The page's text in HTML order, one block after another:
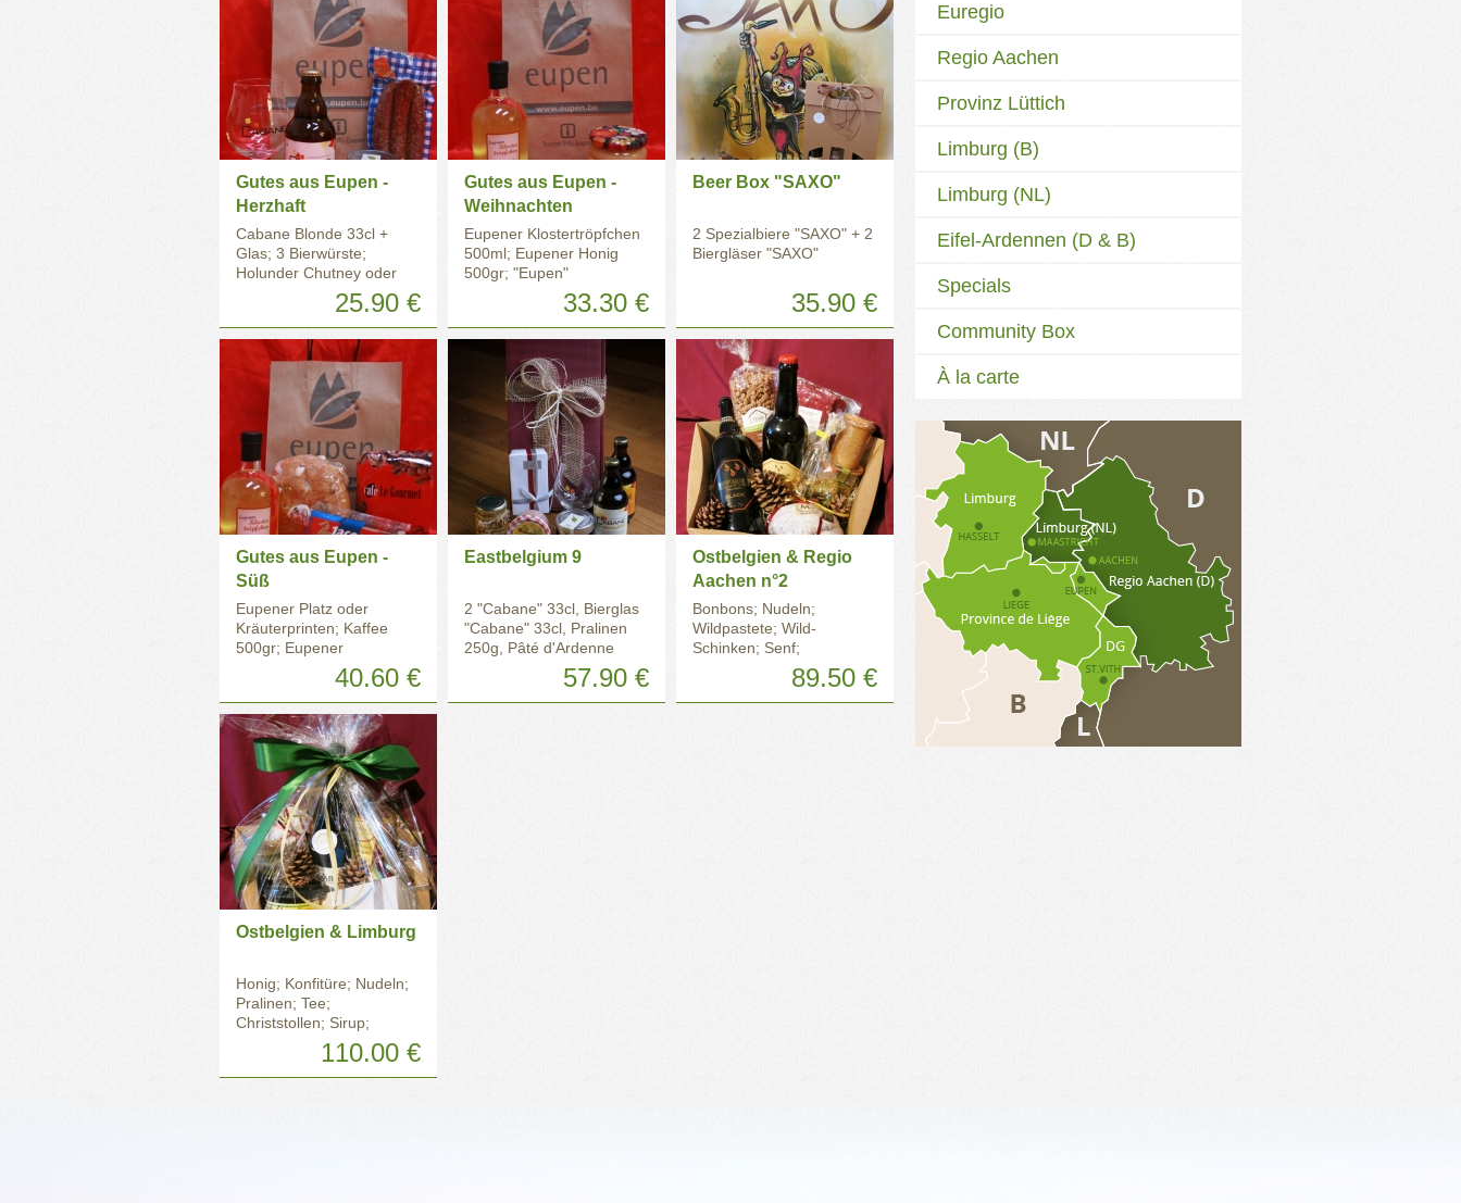
Gutes aus Eupen -
Herzhaft
Cabane Blonde 33cl +
Glas; 3 Bierwürste;
Holunder Chutney oder
Pesto 100gr; "Eupen"
25.90 €
Gutes aus Eupen -
Weihnachten
Eupener Klostertröpfchen
500ml; Eupener Honig
500gr; "Eupen"
33.30 €
Beer Box "SAXO"
2 Spezialbiere "SAXO" + 2
Biergläser "SAXO"
35.90 €
Gutes aus Eupen -
Süß
Eupener Platz oder
Kräuterprinten; Kaffee
500gr; Eupener
Klostertröpfchen 500ml; 3
Riegel Jacques
Schokolade; "Eupen"
Tragetasche
40.60 €
Eastbelgium 9
2 "Cabane" 33cl, Bierglas
"Cabane" 33cl, Pralinen
250g, Pâté d'Ardenne
250g, Brotaufstrich 200g,
57.90 €
Ostbelgien & Regio
Aachen n°2
Bonbons; Nudeln;
Wildpastete; Wild-
Schinken; Senf;
Spezialbier; Christstollen
89.50 €
Ostbelgien & Limburg
Honig; Konfitüre; Nudeln;
Pralinen; Tee;
Christstollen; Sirup;
110.00 €
Euregio
Regio Aachen
Provinz Lüttich
Limburg (B)
Limburg (NL)
Eifel-Ardennen (D & B)
Specials
Community Box
À la carte